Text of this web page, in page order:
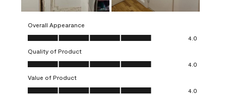
Overall Appearance
Overall Appearance, 4.0 out of 5
4.0
Quality of Product
Quality of Product, 4.0 out of 5
4.0
Value of Product
Value of Product, 4.0 out of 5
4.0